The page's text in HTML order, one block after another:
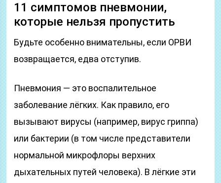
11 симптомов пневмонии,
которые нельзя пропустить
Будьте особенно внимательны, если ОРВИ
возвращается, едва отступив.
Пневмония — это воспалительное
заболевание лёгких. Как правило, его
вызывают вирусы (например, вирус гриппа)
или бактерии (в том числе представители
нормальной микрофлоры верхних
дыхательных путей человека). В лёгкие эти